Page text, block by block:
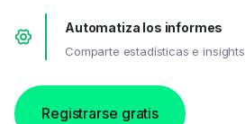
Automatiza los informes
Comparte estadísticas e
Registrarse gratis